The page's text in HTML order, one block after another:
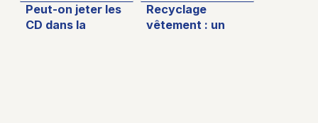
Peut-on jeter les
CD dans la
Recyclage
vêtement : un